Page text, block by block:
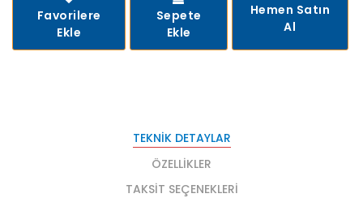
Favorilere
Ekle
Sepete
Ekle
Hemen Satın
Al
TEKNIK DETAYLAR
ÖZELLIKLER
TAKSIT SEÇENEKLERI